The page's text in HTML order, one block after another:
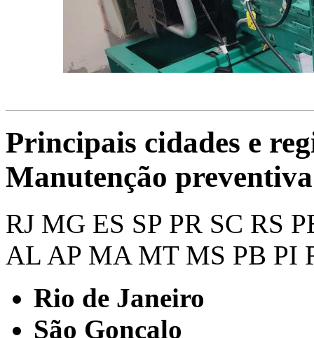
Principais cidades e
Manutenção
RJ MG ES SP PR SC RS
AL AP MA MT MS PB PI
Rio de Janeiro
São Gonçalo